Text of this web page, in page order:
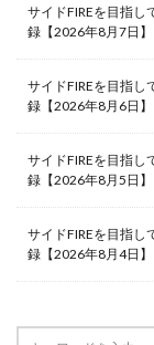
サイドFIREを目指
録【2026年8月7日】
サイドFIREを目指
録【2026年8月6日】
サイドFIREを目指
録【2026年8月5日】
サイドFIREを目指
録【2026年8月4日】